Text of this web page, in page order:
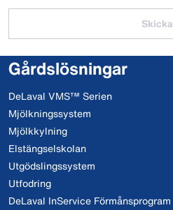
Skicka
Gårdslösningar
DeLaval VMS™ Serien
Mjölkningssystem
Mjölkkylning
Elstängselskolan
Utgödslingssystem
Utfodring
DeLaval InService Förmånsprogram